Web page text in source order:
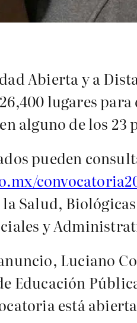
Abierta y a
lugares
alguno de los
pueden
la Salud,
y
Luciano
Educación
está